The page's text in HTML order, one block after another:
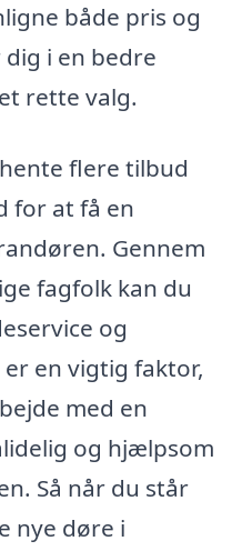
både pris og
i en bedre
rette valg.
flere tilbud
for at få en
Gennem
fagfolk kan du
og
en vigtig faktor,
med en
og hjælpsom
Så når du står
nye døre i